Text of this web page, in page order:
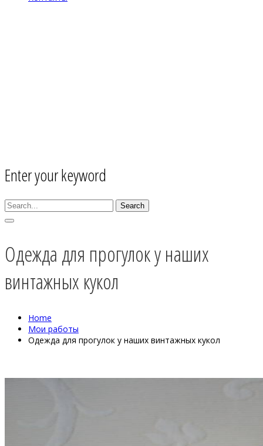
Enter your keyword
Search
Одежда для прогулок у наших
винтажных кукол
Home
Мои работы
Одежда для прогулок у наших винтажных кукол